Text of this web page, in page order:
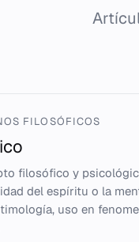
FILOSÓFICOS
filosófico y
del espíritu o la
uso en